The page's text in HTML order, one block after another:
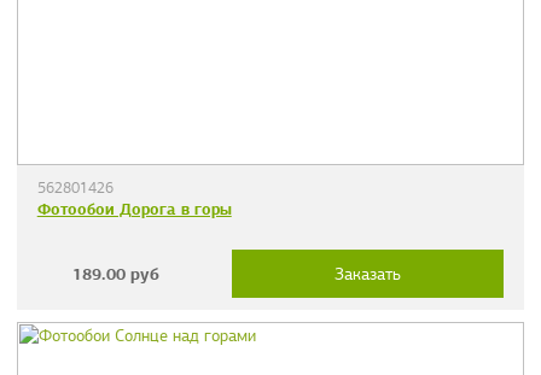
562801426
Фотообои Дорога в горы
189.00 руб Заказать